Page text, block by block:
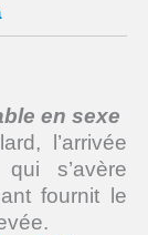
en sexe
l’arrivée
s’avère
fournit le